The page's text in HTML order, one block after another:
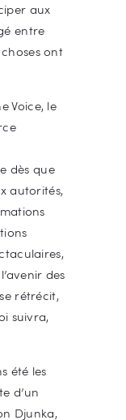
aux
entre
ont
Voice, le
dès que
autorités,
des
rétrécit,
suivra,
été les
d’un
Djunka,